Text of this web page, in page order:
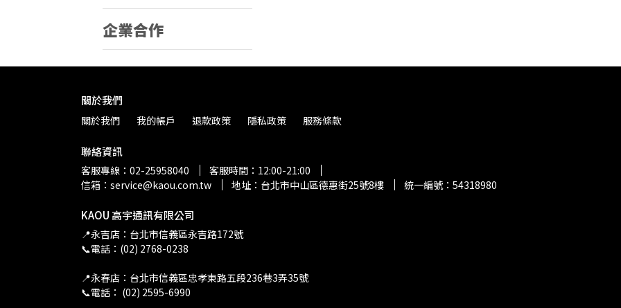
企業合作
關於我們
關於我們 我的帳戶 退款政策 隱私政策 服務條款
聯絡資訊
客服專線：02-25958040
客服時間：12:00-21:00
信箱：service@kaou.com.tw
地址：台北市中山區德惠街25號8樓 統一編號：54318980
KAOU 高宇通訊有限公司
📍永吉店：台北市信義區永吉路172號
📞電話：(02) 2768-0238
📍永春店：台北市信義區忠孝東路五段236巷3弄35號
📞電話： (02) 2595-6990